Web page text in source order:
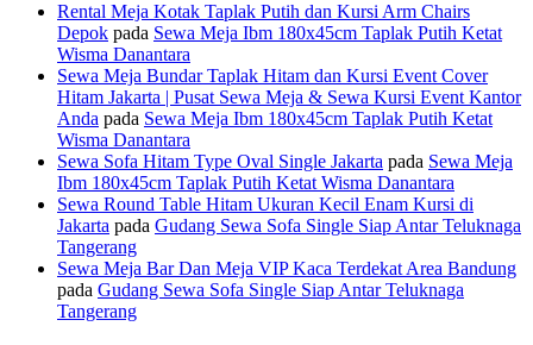
Rental Meja Kotak Taplak Putih dan Kursi Arm Chairs
Depok pada Sewa Meja Ibm 180x45cm Taplak Putih Ketat
Wisma Danantara
Sewa Meja Bundar Taplak Hitam dan Kursi Event Cover
Hitam Jakarta | Pusat Sewa Meja & Sewa Kursi Event Kantor
Anda pada Sewa Meja Ibm 180x45cm Taplak Putih Ketat
Wisma Danantara
Sewa Sofa Hitam Type Oval Single Jakarta pada Sewa Meja
Ibm 180x45cm Taplak Putih Ketat Wisma Danantara
Sewa Round Table Hitam Ukuran Kecil Enam Kursi di
Jakarta pada Gudang Sewa Sofa Single Siap Antar Teluknaga
Tangerang
Sewa Meja Bar Dan Meja VIP Kaca Terdekat Area Bandung
pada Gudang Sewa Sofa Single Siap Antar Teluknaga
Tangerang